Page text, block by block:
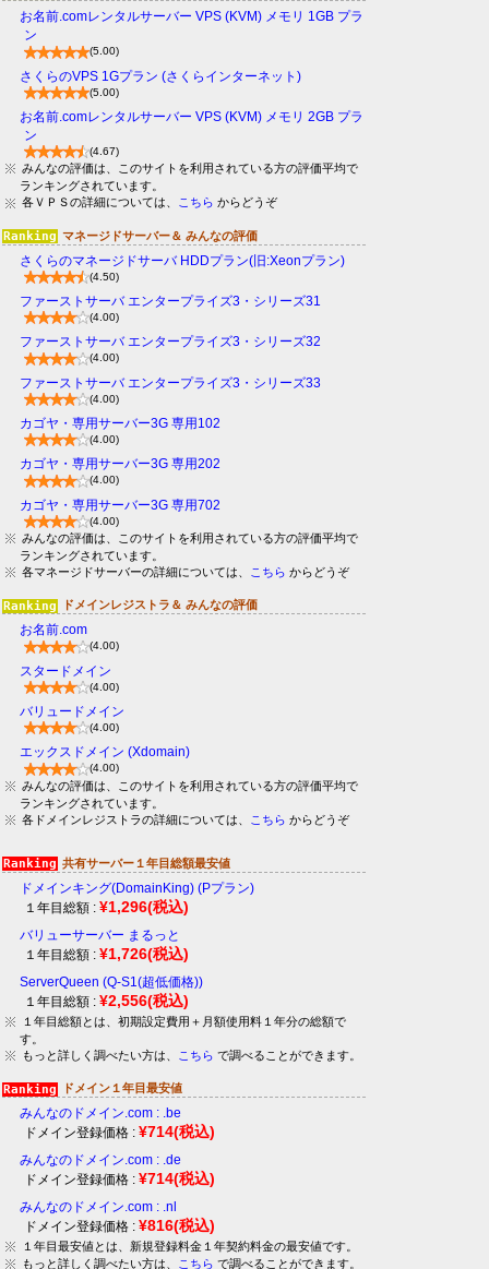
お名前.comレンタルサーバー VPS (KVM) メモリ 1GB プラ
ン
(5.00)
さくらのVPS 1Gプラン (さくらインターネット)
(5.00)
お名前.comレンタルサーバー VPS (KVM) メモリ 2GB プラ
ン
(4.67)
みんなの評価は、このサイトを利用されている方の評価平均で
ランキングされています。
各ＶＰＳの詳細については、 こちら からどうぞ
マネージドサーバー＆ みんなの評価
さくらのマネージドサーバ HDDプラン(旧:Xeonプラン)
(4.50)
ファーストサーバ エンタープライズ3・シリーズ31
(4.00)
ファーストサーバ エンタープライズ3・シリーズ32
(4.00)
ファーストサーバ エンタープライズ3・シリーズ33
(4.00)
カゴヤ・専用サーバー3G 専用102
(4.00)
カゴヤ・専用サーバー3G 専用202
(4.00)
カゴヤ・専用サーバー3G 専用702
(4.00)
みんなの評価は、このサイトを利用されている方の評価平均で
ランキングされています。
各マネージドサーバーの詳細については、
こちら からどうぞ
ドメインレジストラ＆ みんなの評価
お名前.com
(4.00)
スタードメイン
(4.00)
バリュードメイン
(4.00)
エックスドメイン (Xdomain)
(4.00)
みんなの評価は、このサイトを利用されている方の評価平均で
ランキングされています。
各ドメインレジストラの詳細については、
こちら からどうぞ
共有サーバー１年目総額最安値
ドメインキング(DomainKing) (Pプラン)
１年目総額 : ¥1,296(税込)
バリューサーバー まるっと
１年目総額 : ¥1,726(税込)
ServerQueen (Q-S1(超低価格))
１年目総額 : ¥2,556(税込)
１年目総額とは、初期設定費用＋月額使用料１年分の総額で
す。
もっと詳しく調べたい方は、
こちら で調べることができます。
ドメイン１年目最安値
みんなのドメイン.com : .be
ドメイン登録価格 : ¥714(税込)
みんなのドメイン.com : .de
ドメイン登録価格 : ¥714(税込)
みんなのドメイン.com : .nl
ドメイン登録価格 : ¥816(税込)
１年目最安値とは、新規登録料金１年契約料金の最安値です。
もっと詳しく調べたい方は、
こちら で調べることができます。